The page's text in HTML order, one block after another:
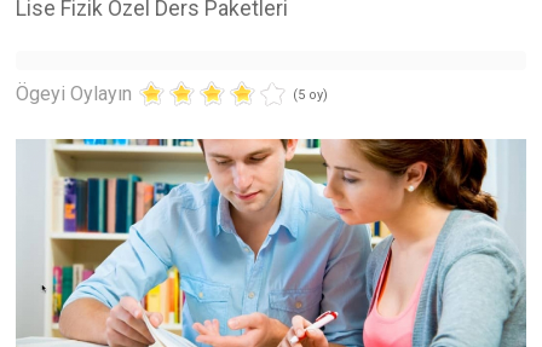
Lise Fizik Özel Ders Paketleri
Ögeyi Oylayın (5 oy)